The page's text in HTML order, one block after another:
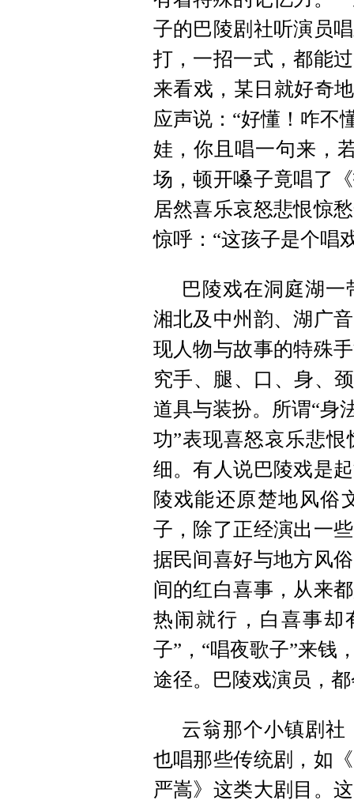
子的巴陵剧社听演员
打，一招一式，都能
来看戏，某日就好奇
应声说：“好懂！咋不
娃，你且唱一句来，
场，顿开嗓子竟唱了
居然喜乐哀怒悲恨惊
惊呼：“这孩子是个唱
巴陵戏在洞庭湖
湘北及中州韵、湖广
现人物与故事的特殊
究手、腿、口、身、
道具与装扮。所谓“身
功”表现喜怒哀乐悲
细。有人说巴陵戏是
陵戏能还原楚地风俗
子，除了正经演出一
据民间喜好与地方风
间的红白喜事，从来
热闹就行，白喜事却
子”，“唱夜歌子”来钱
途径。巴陵戏演员，
云翁那个小镇剧
也唱那些传统剧，如
严嵩》这类大剧目。